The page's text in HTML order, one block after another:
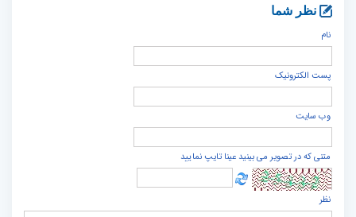
نظر شما
نام
پست الكترونيک
وب سایت
متنی که در تصویر می بینید عینا تایپ نمایید
نظر